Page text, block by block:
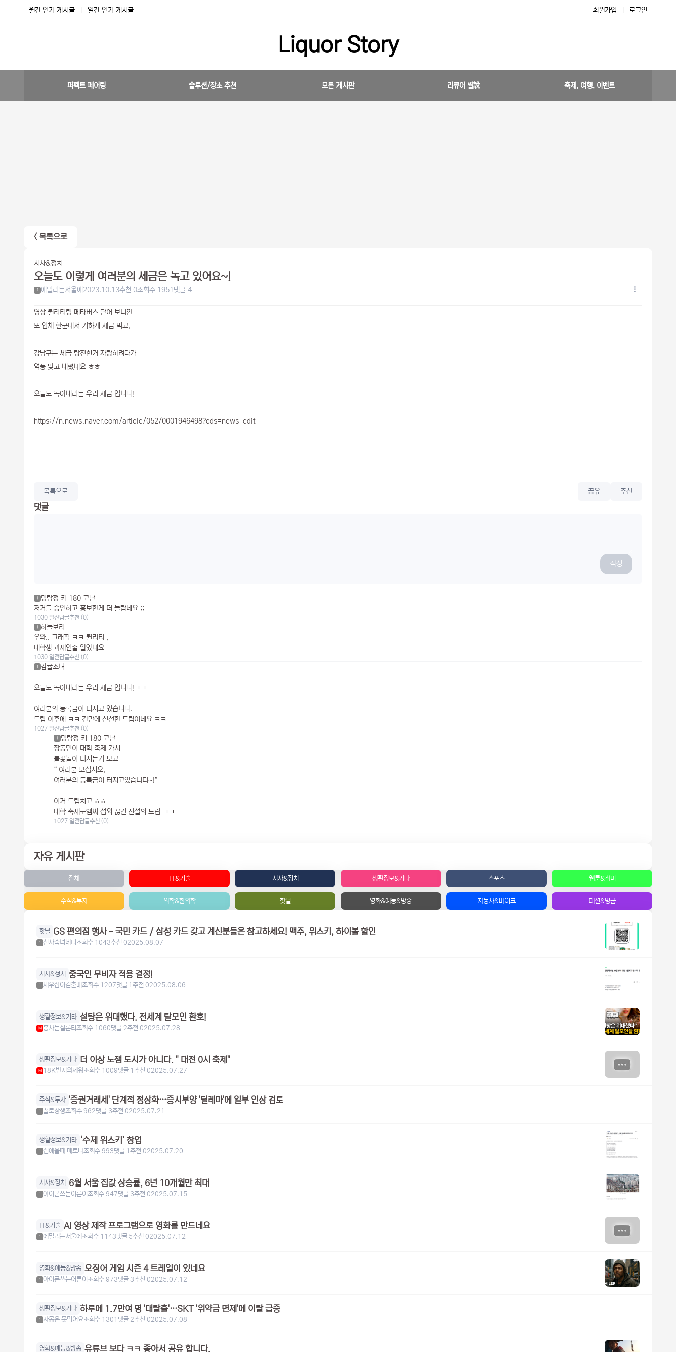
월간 인기 게시글 일간 인기 게시글 회원가입 로그인
Liquor Story
퍼펙트 페어링 솔루션/장소 추천 모든 게시판 리큐어 썰說 축제, 여행, 이벤트
< 목록으로
시사&정치
오늘도 이렇게 여러분의 세금은 녹고 있어요~!
1 에밀리는서울에 2023.10.13추천 0조회수 1951 댓글 4
영상 퀄리티링 메타버스 단어 보니깐
또 업체 한군데서 거하게 세금 먹고,
강남구는 세금 탕진힌거 자랑하려다가
역풍 맞고 내렸네요 ㅎㅎ
오늘도 녹아내리는 우리 세금 입니다!
https://n.news.naver.com/article/052/0001946498?cds=news_edit
목록으로 공유 추천
댓글
작성
1
명탐정 키 180 코난
저거를 승인하고 홍보한게 더 놀랍네요 ;;
1030 일전답글추천 (0)
1
하늘보리
우와.. 그래픽 ㅋㅋ 퀄리티 ,
대학생 과제인줄 알았네요
1030 일전답글추천 (0)
1 감귤소녀
오늘도 녹아내리는 우리 세금 입니다!ㅋㅋ
여러분의 등록금이 터지고 있습니다.
드립 이후에 ㅋㅋ 간만에 신선한 드립이네요 ㅋㅋ
1027 일전답글추천 (0)
1
명탐정 키 180 코난
장동민이 대학 축제 가서
불꽃놀이 터지는거 보고
“ 여러분 보십시오,
여러분의 등록금이 터지고있습니디~!”
이거 드립치고 ㅎㅎ
대학 축제ㅜ엠씨 섭외 끊긴 전설의 드립 ㅋㅋ
1027 일전답글추천 (0)
자유 게시판
전체 IT&기술 시사&정치 생활정보&기타 스포츠 웹툰&취미
주식&투자 의학&한의학 핫딜 영화&예능&방송 자동차&바이크 패션&명품
핫딜 GS 편의점 행사 - 국민 카드 / 삼성 카드 갖고 계신분들은 참고하세요! 맥주, 위스키, 하이볼 할인
1 천사숙녀네티조회수 1043추천 02025.08.07
시사&정치 중국인 무비자 적용 결정!
1 새우잡이김춘배조회수 1207댓글 1 추천 02025.08.06
생활정보&기타 설탕은 위대했다. 전세계 탈모인 환호!
M 홍차는실론티조회수 1060댓글 2추천 02025.07.28
생활정보&기타 더 이상 노잼 도시가 아니다. " 대전 0시 축제"
M 18K반지의제왕조회수 1009댓글 1 추천 02025.07.27
주식&투자 '증권거래세' 단계적 정상화…증시부양 '딜레마'에 일부 인상 검토
1 꿀로장생조회수 962댓글 3추천 02025.07.21
생활정보&기타 ‘수제 위스키’ 창업
1 집에올때 메로나조회수 993댓글 1 추천 02025.07.20
시사&정치 6월 서울 집값 상승률, 6년 10개월만 최대
1 아이폰쓰는어른이 조회수 947댓글 3추천 02025.07.15
IT&기술 AI 영상 제작 프로그램으로 영화를 만드네요
1 에밀리는서울에 조회수 1143댓글 5추천 02025.07.12
영화&예능&방송 오징어 게임 시즌 4 트레일이 있네요
1 아이폰쓰는어른이 조회수 973댓글 3추천 02025.07.12
생활정보&기타 하루에 1.7만여 명 '대탈출'…SKT '위약금 면제'에 이탈 급증
1 자몽은 못먹어요조회수 1301 댓글 2추천 02025.07.08
영화&예능&방송 유튜브 보다 ㅋㅋ 좋아서 공유 합니다.